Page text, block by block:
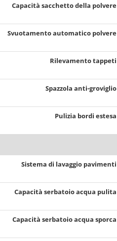
Capacità sacchetto della polvere
Svuotamento automatico polvere
Rilevamento tappeti
Spazzola anti-groviglio
Pulizia bordi estesa
Sistema di lavaggio pavimenti
Capacità serbatoio acqua pulita
Capacità serbatoio acqua sporca